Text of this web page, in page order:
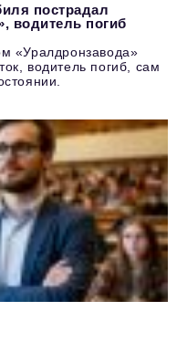
пострадал
водитель погиб
«Уралдронзавода»
водитель погиб, сам